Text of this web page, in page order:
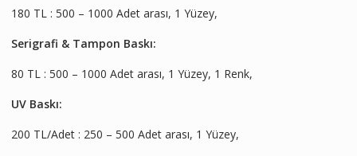
180 TL : 500 – 1000 Adet arası, 1 Yüzey,
Serigrafi & Tampon Baskı:
80 TL : 500 – 1000 Adet arası, 1 Yüzey, 1 Renk,
UV Baskı:
200 TL/Adet : 250 – 500 Adet arası, 1 Yüzey,